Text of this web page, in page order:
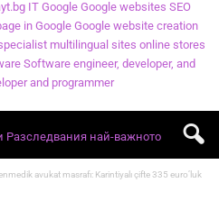
avukat masrafı: Karintiyalı çifte 335 euro’luk